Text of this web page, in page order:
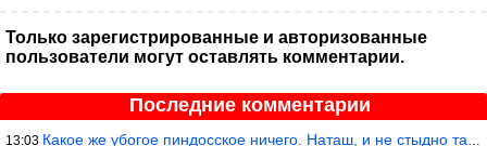
Только зарегистрированные и авторизованные
пользователи могут оставлять комментарии.
Последние комментарии
13:03 Какое же убогое пиндосское ничего. Наташ, и не стыдно такую фигн